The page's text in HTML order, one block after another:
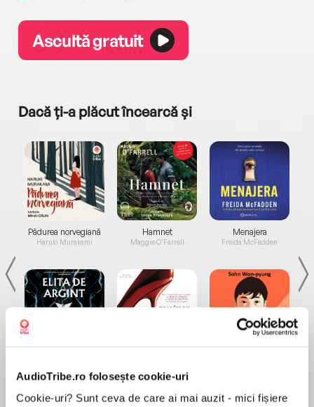
AudioTribe.ro folosește cookie-uri
Cookie-uri? Sunt ceva de care ai mai auzit - mici fișiere
Ascultă gratuit
Dacă ți-a plăcut încearcă și
Pădurea norvegiană
Haruki Murakami
de...
Dani Francis
Hamnet
Maggie O'Farrell
la...
Lauren Weisberger
Menajera
Freida McFadden